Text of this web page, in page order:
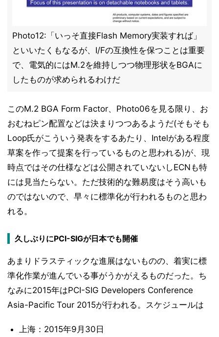
Photo12:「いっそ直接Flash Memory実装すれば」
といいたくもなるが、I/Fの互換性を保つことは重要
で、電気的にはM.2を維持しつつ物理形状をBGAに
したものが求められるわけだ
このM.2 BGA Form Factor、Photo06を見る限り、お
おむねピン配置などは決まりつつあるようだ(そもそも
Loop氏がこういう発表をするあたり、Intelがある程度
草案を作って提案を行っているものと思われる)が、現
時点ではその仕様などは公開されていないしECNも特
には見当たらない。ただ技術的な難易度はそう高いも
のではないので、早々に標準化が行われるものと思わ
れる。
久しぶりにPCI-SIGが日本でも開催
あまりドラスティックな進展はないものの、着実に標
準化作業が進んでいる事がうかがえるものだった。ち
なみに2015年はPCI-SIG Developers Conference
Asia-Pacific Tour 2015が行われる。スケジュールは
上海：2015年9月30日